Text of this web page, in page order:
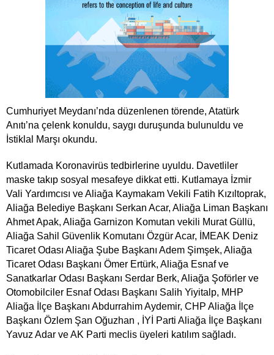
Cumhuriyet Meydanı’nda düzenlenen törende, Atatürk
Anıtı’na çelenk konuldu, saygı duruşunda bulunuldu ve
İstiklal Marşı okundu.
Kutlamada Koronavirüs tedbirlerine uyuldu. Davetliler
maske takıp sosyal mesafeye dikkat etti. Kutlamaya İzmir
Vali Yardımcısı ve Aliağa Kaymakam Vekili Fatih Kızıltoprak,
Aliağa Belediye Başkanı Serkan Acar, Aliağa Liman Başkanı
Ahmet Apak, Aliağa Garnizon Komutan vekili Murat Güllü,
Aliağa Sahil Güvenlik Komutanı Özgür Acar, İMEAK Deniz
Ticaret Odası Aliağa Şube Başkanı Adem Şimşek, Aliağa
Ticaret Odası Başkanı Ömer Ertürk, Aliağa Esnaf ve
Sanatkarlar Odası Başkanı Serdar Berk, Aliağa Şoförler ve
Otomobilciler Esnaf Odası Başkanı Salih Yiyitalp, MHP
Aliağa İlçe Başkanı Abdurrahim Aydemir, CHP Aliağa İlçe
Başkanı Özlem Şan Oğuzhan , İYİ Parti Aliağa İlçe Başkanı
Yavuz Adar ve AK Parti meclis üyeleri katılım sağladı.